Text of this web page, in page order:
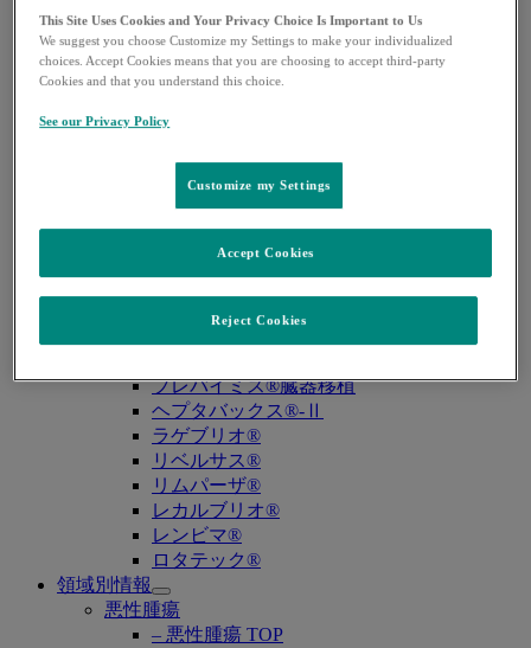
サ・タ・ナ行
ザバクサ®
シベクトロ®
ジャヌビア®
シルガード®9
ゾリンザ®
ニューモバックス®NP
ノクサフィル®
ハ・マ・ラ行
バクニュバンス®（小児）
ピフェルトロ®
プレバイミス®臓器移植
ヘプタバックス®-Ⅱ
ラゲブリオ®
リベルサス®
リムパーザ®
レカルブリオ®
レンビマ®
ロタテック®
領域別情報
Open
submenu
悪性腫瘍
– 悪性腫瘍 TOP
This Site Uses Cookies and Your Privacy Choice Is Important to Us
We suggest you choose Customize my Settings to make your individualized
choices. Accept Cookies means that you are choosing to accept third-party
Cookies and that you understand this choice.
See our Privacy Policy
Customize my Settings
Reject Cookies
Accept Cookies